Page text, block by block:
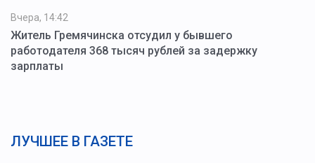
Вчера, 14:42
Житель Гремячинска отсудил у бывшего
работодателя 368 тысяч рублей за задержку
зарплаты
ЛУЧШЕЕ В ГАЗЕТЕ